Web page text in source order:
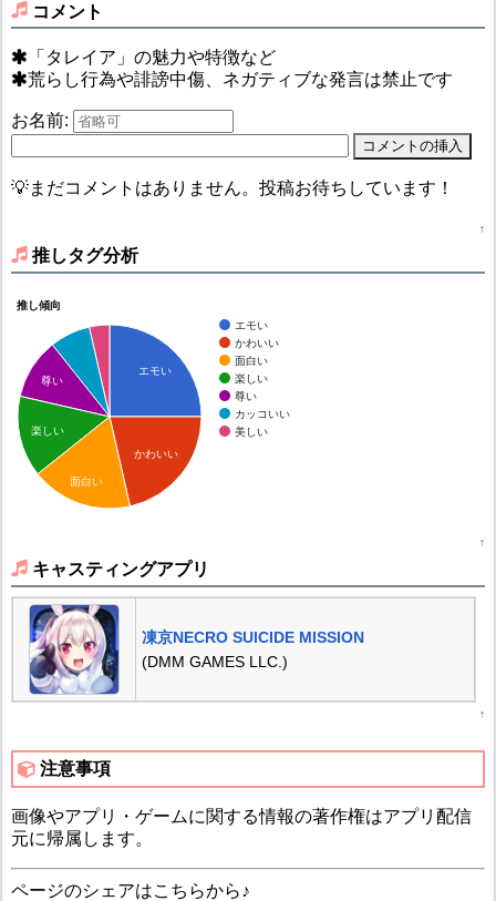
コメント
「タレイア」の魅力や特徴など
荒らし行為や誹謗中傷、ネガティブな発言は禁止です
お名前:
💡まだコメントはありません。投稿お待ちしています！
↑
推しタグ分析
推し傾向
エモい
かわいい
面白い
楽しい
尊い
カッコいい
美しい
エモい
かわいい
尊い
楽しい
面白い
↑
キャスティングアプリ
凍京NECRO SUICIDE MISSION
(DMM GAMES LLC.)
↑
注意事項
画像やアプリ・ゲームに関する情報の著作権はアプリ配信
元に帰属します。
ページのシェアはこちらから♪